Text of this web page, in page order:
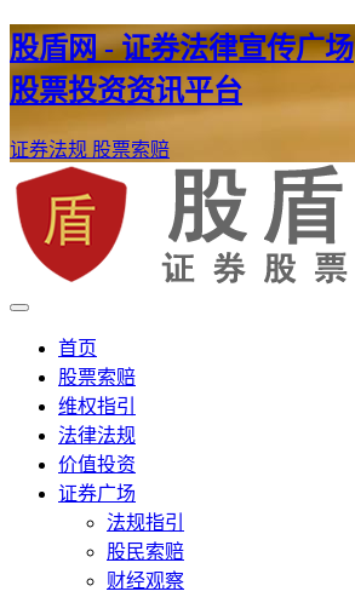
股盾网 - 证券法律宣传广场
股票投资资讯平台
证券法规 股票索赔
股盾网
证券股票维权网
首页
股票索赔
维权指引
法律法规
价值投资
证券广场
法规指引
股民索赔
财经观察